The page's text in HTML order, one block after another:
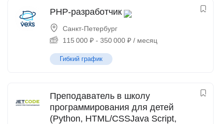
PHP-разработчик
Санкт-Петербург
115 000 ₽ - 350 000 ₽ / месяц
Гибкий график
Преподаватель в школу
программирования для детей
(Python, HTML/CSSJava Script,